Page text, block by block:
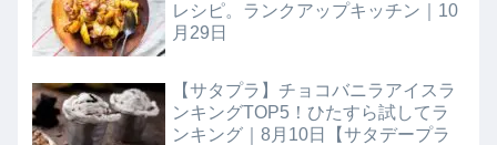
レシピ。ランクアップキッチン｜10
月29日
【サタプラ】チョコバニラアイスラ
ンキングTOP5！ひたすら試してラ
ンキング｜8月10日【サタデープラ